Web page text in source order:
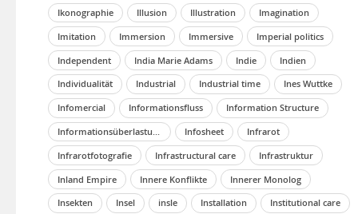
Ikonographie
Illusion Illustration
Imagination
Imitation
Immersion Immersive
Imperial politics
Independent
India Marie Adams Indie
Indien
Individualität
Industrial Industrial time
Ines Wuttke
Infomercial
Informationsfluss
Information Structure
Infosheet
Infrarot
Infrarotfotografie
Infrastructural care
Infrastruktur
Inland Empire
Innere Konflikte
Innerer Monolog
Insekten
Insel insle Installation Institutional care